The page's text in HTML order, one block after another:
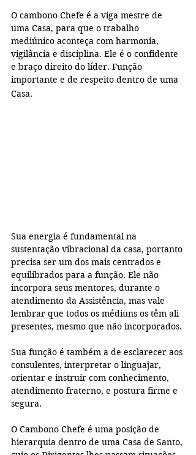
O cambono Chefe é a viga mestre de
uma Casa, para que o trabalho
mediúnico aconteça com harmonia,
vigilância e disciplina. Ele é o confidente
e braço direito do líder. Função
importante e de respeito dentro de uma
Casa.
Sua energia é fundamental na
sustentação vibracional da casa, portanto
precisa ser um dos mais centrados e
equilibrados para a função. Ele não
incorpora seus mentores, durante o
atendimento da Assistência, mas vale
lembrar que todos os médiuns os têm ali
presentes, mesmo que não incorporados.
Sua função é também a de esclarecer aos
consulentes, interpretar o linguajar,
orientar e instruir com conhecimento,
atendimento fraterno, e postura firme e
segura.
O Cambono Chefe é uma posição de
hierarquia dentro de uma Casa de Santo,